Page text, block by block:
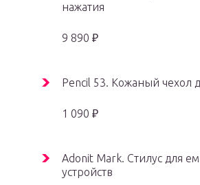
нажатия
9 890 ₽
Pencil 53. Кожаный чехол
1 090 ₽
Adonit Mark. Стилус для
устройств